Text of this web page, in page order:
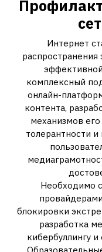
Интернет
комплексный
онлайн-
контента,
механизмов
толерантности
Необходимо
блокировки
разработка
кибербуллингу